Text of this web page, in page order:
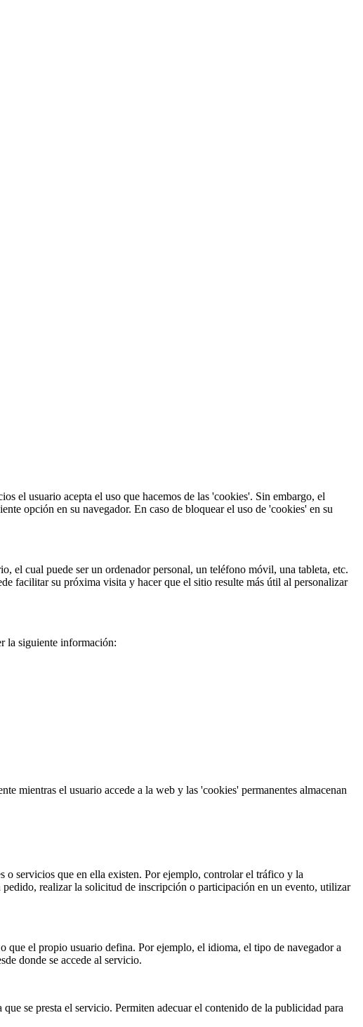
el usuario acepta el uso que hacemos de las 'cookies'. Sin embargo, el
opción en su navegador. En caso de bloquear el uso de 'cookies' en su
el cual puede ser un ordenador personal, un teléfono móvil, una tableta, etc.
facilitar su próxima visita y hacer que el sitio resulte más útil al personalizar
la siguiente información:
mientras el usuario accede a la web y las 'cookies' permanentes almacenan
o servicios que en ella existen. Por ejemplo, controlar el tráfico y la
realizar la solicitud de inscripción o participación en un evento, utilizar
que el propio usuario defina. Por ejemplo, el idioma, el tipo de navegador a
donde se accede al servicio.
se presta el servicio. Permiten adecuar el contenido de la publicidad para